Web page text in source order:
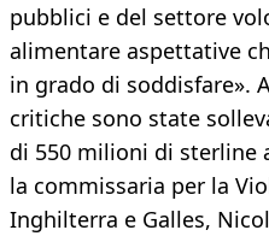
pubblici e del settore
alimentare aspettative
in grado di soddisfare».
critiche sono state
di 550 milioni di sterline
la commissaria per la
Inghilterra e Galles,